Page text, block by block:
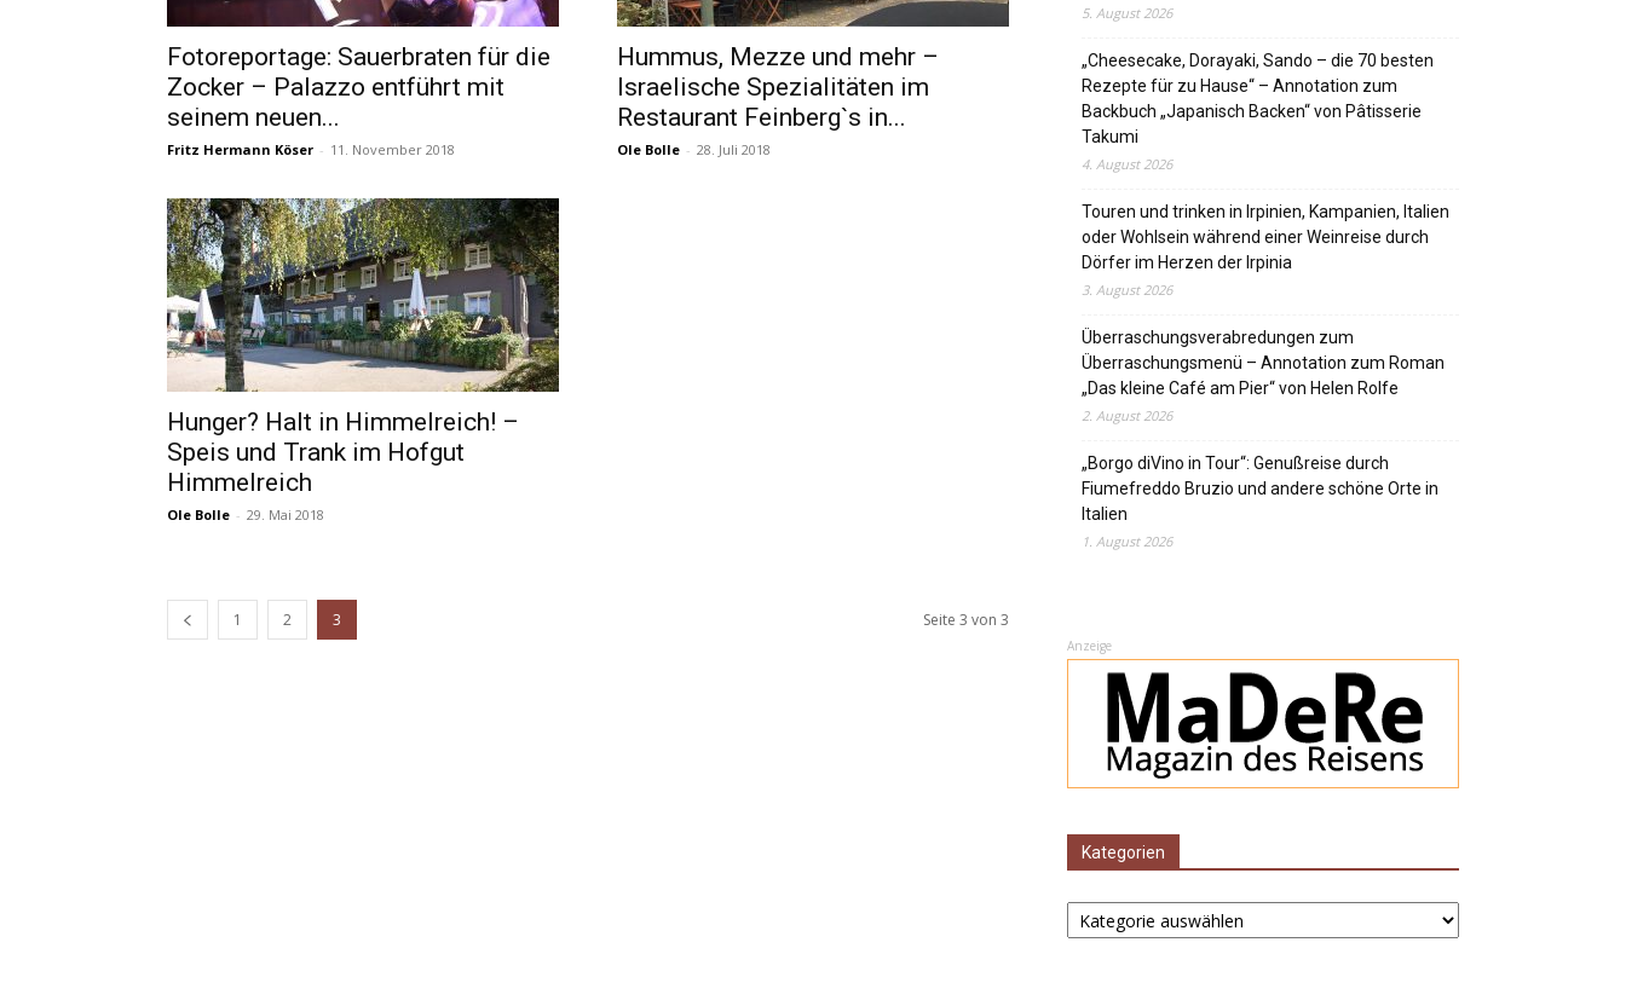
Fotoreportage: Sauerbraten für die
Zocker – Palazzo entführt mit
seinem neuen...
Fritz Hermann Köser - 11. November 2018
Hummus, Mezze und mehr –
Israelische Spezialitäten im
Restaurant Feinberg`s in...
Ole Bolle - 28. Juli 2018
Hunger? Halt in Himmelreich! –
Speis und Trank im Hofgut
Himmelreich
Ole Bolle - 29. Mai 2018
1 2 3 Seite 3 von 3
5. August 2026
„Cheesecake, Dorayaki, Sando – die 70 besten
Rezepte für zu Hause“ – Annotation zum
Backbuch „Japanisch Backen“ von Pâtisserie
Takumi
4. August 2026
Touren und trinken in Irpinien, Kampanien, Italien
oder Wohlsein während einer Weinreise durch
Dörfer im Herzen der Irpinia
3. August 2026
Überraschungsverabredungen zum
Überraschungsmenü – Annotation zum Roman
„Das kleine Café am Pier“ von Helen Rolfe
2. August 2026
„Borgo diVino in Tour“: Genußreise durch
Fiumefreddo Bruzio und andere schöne Orte in
Italien
1. August 2026
Anzeige
Kategorien
Kategorien